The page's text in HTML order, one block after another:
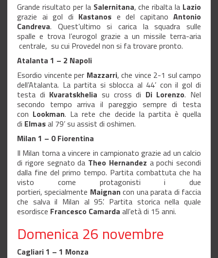
Grande risultato per la Salernitana, che ribalta la Lazio
grazie ai gol di Kastanos e del capitano Antonio
Candreva. Quest’ultimo si carica la squadra sulle
spalle e trova l’eurogol grazie a un missile terra-aria
centrale, su cui Provedel non si fa trovare pronto.
Atalanta 1 – 2 Napoli
Esordio vincente per Mazzarri, che vince 2-1 sul campo
dell’Atalanta. La partita si sblocca al 44’ con il gol di
testa di Kvaratskhelia su cross di Di Lorenzo. Nel
secondo tempo arriva il pareggio sempre di testa
con Lookman. La rete che decide la partita è quella
di Elmasal 79’ su assist di oshimen.
Milan 1 – 0 Fiorentina
Il Milan torna a vincere in campionato grazie ad un calcio
di rigore segnato da Theo Hernandez a pochi secondi
dalla fine del primo tempo. Partita combattuta che ha
visto come protagonisti i due
portieri, specialmente Maignan con una parata di faccia
che salva il Milan al 95’. Partita storica nella quale
esordisce Francesco Camarda all’età di 15 anni.
Domenica 26 novembre
Cagliari 1 – 1 Monza